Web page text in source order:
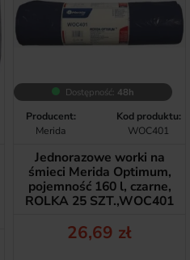
Dostępność: 48h
Producent:
Merida
Kod produktu:
WOC401
Jednorazowe worki na
śmieci Merida Optimum,
pojemność 160 l, czarne,
ROLKA 25 SZT.,WOC401
Cena
26,69 zł